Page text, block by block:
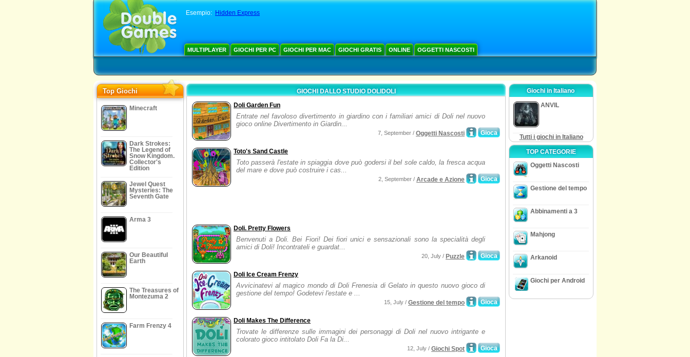
Esempio: Hidden Express
MULTIPLAYER GIOCHI PER PC GIOCHI PER MAC GIOCHI GRATIS ONLINE OGGETTI NASCOSTI
Top Giochi
Minecraft
Dark Strokes:
The Legend of
Snow Kingdom.
Collector's
Edition
Jewel Quest
Mysteries: The
Seventh Gate
Arma 3
Our Beautiful
Earth
The Treasures of
Montezuma 2
Farm Frenzy 4
GIOCHI DALLO STUDIO DOLIDOLI
Doli Garden Fun
Entrate nel favoloso divertimento in giardino con i familiari amici di Doli nel nuovo
gioco online Divertimento in Giardin...
Gioca
7, September / Oggetti Nascosti
Toto's Sand Castle
Toto passerà l'estate in spiaggia dove può godersi il bel sole caldo, la fresca acqua
del mare e dove può costruire i cas...
Gioca
2, September / Arcade e Azione
Doli. Pretty Flowers
Benvenuti a Doli. Bei Fiori! Dei fiori unici e sensazionali sono la specialità degli
amici di Doli! Incontrateli e guardat...
Gioca
20, July / Puzzle
Doli Ice Cream Frenzy
Avvicinatevi al magico mondo di Doli Frenesia di Gelato in questo nuovo gioco di
gestione del tempo! Godetevi l'estate e ...
Gioca
15, July / Gestione del tempo
Doli Makes The Difference
Trovate le differenze sulle immagini dei personaggi di Doli nel nuovo intrigante e
colorato gioco intitolato Doli Fa la Di...
Gioca
12, July / Giochi Spot
Giochi in Italiano
ANVIL
Tutti i giochi in Italiano
TOP CATEGORIE
Oggetti Nascosti
Gestione del tempo
Abbinamenti a 3
Mahjong
Arkanoid
Giochi per Android